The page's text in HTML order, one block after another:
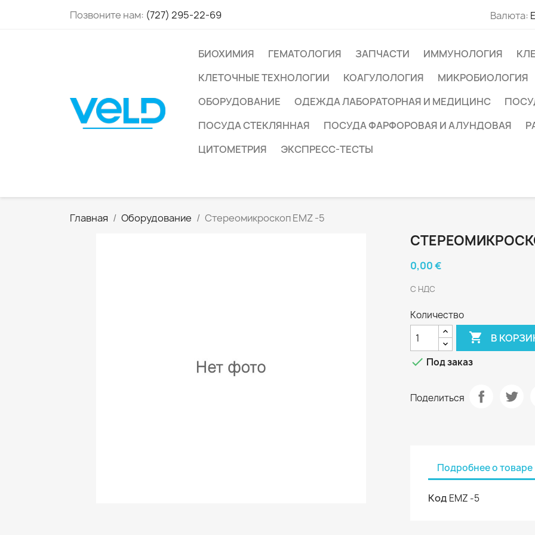
Позвоните нам: (727) 295-22-69 Валюта:
БИОХИМИЯ ГЕМАТОЛОГИЯ ЗАПЧАСТИ ИММУНОЛОГИЯ
КЛЕТОЧНЫЕ ТЕХНОЛОГИИ
КОАГУЛОЛОГИЯ МИКРОБИОЛОГИЯ
ОБОРУДОВАНИЕ
ОДЕЖДА ЛАБОРАТОРНАЯ И МЕДИЦИНС
ПОСУДА СТЕКЛЯННАЯ
ПОСУДА ФАРФОРОВАЯ И АЛУНДОВАЯ
ЦИТОМЕТРИЯ
ЭКСПРЕСС-ТЕСТЫ
Главная Оборудование Стереомикроскоп EMZ -5
0,00 €
С НДС
Количество
 В
 Под заказ
Поделиться
Подробнее о товаре
Код EMZ -5